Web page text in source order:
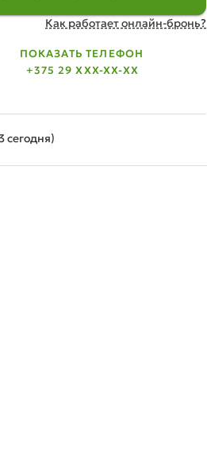
Как работает онлайн-бронь?
ПОКАЗАТЬ ТЕЛЕФОН
+375 29 XXX-XX-XX
сегодня)